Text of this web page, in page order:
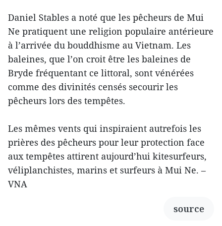
Daniel Stables a noté que les pêcheurs de Mui
Ne pratiquent une religion populaire antérieure
à l’arrivée du bouddhisme au Vietnam. Les
baleines, que l’on croit être les baleines de
Bryde fréquentant ce littoral, sont vénérées
comme des divinités censés secourir les
pêcheurs lors des tempêtes.
Les mêmes vents qui inspiraient autrefois les
prières des pêcheurs pour leur protection face
aux tempêtes attirent aujourd’hui kitesurfeurs,
véliplanchistes, marins et surfeurs à Mui Ne. –
VNA
source